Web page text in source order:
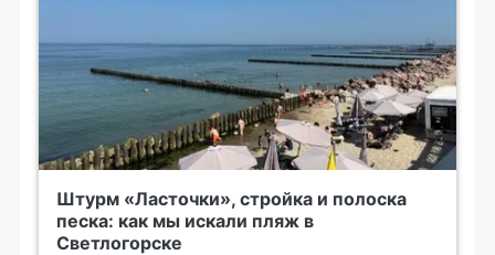
Штурм «Ласточки», стройка и полоска
песка: как мы искали пляж в
Светлогорске